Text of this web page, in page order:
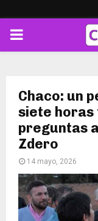
PRIMARY
Chaco: un
siete horas
preguntas
Zdero
14 mayo, 2026